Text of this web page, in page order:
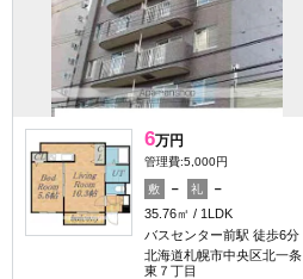
6万円
管理費:5,000円
敷 － 礼
－
35.76㎡
1LDK
バスセンター前駅 徒歩6分
北海道札幌市中央区北一条
東７丁目